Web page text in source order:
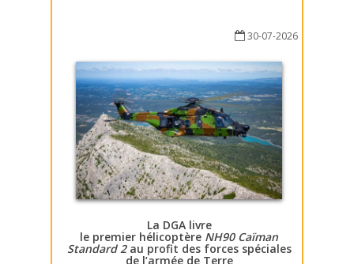
30-07-2026
La DGA livre
le premier hélicoptère NH90 Caïman
Standard 2au profit des forces spéciales
de l’armée de Terre